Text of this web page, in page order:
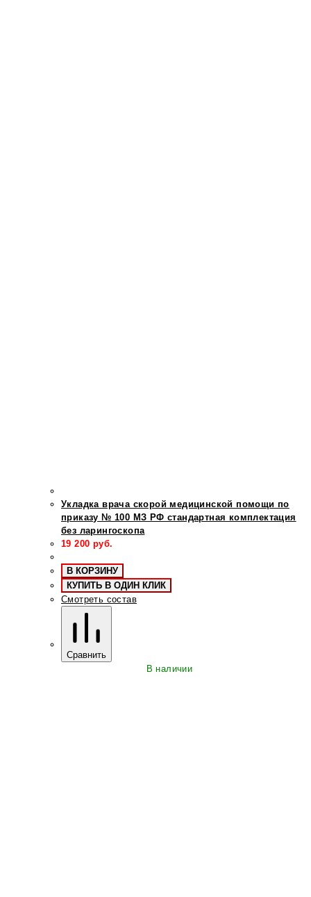
Укладка врача скорой медицинской помощи по
приказу № 100 МЗ РФ стандартная комплектация
без ларингоскопа
19 200 руб.
В КОРЗИНУ
КУПИТЬ В ОДИН КЛИК
Смотреть состав
Сравнить
В наличии